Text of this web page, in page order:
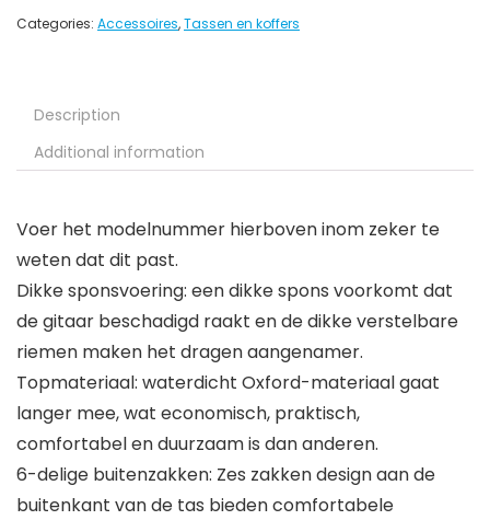
Categories: Accessoires,Tassen en koffers
Description
Additional information
Voer het modelnummer hierboven inom zeker te
weten dat dit past.
Dikke sponsvoering: een dikke spons voorkomt dat
de gitaar beschadigd raakt en de dikke verstelbare
riemen maken het dragen aangenamer.
Topmateriaal: waterdicht Oxford-materiaal gaat
langer mee, wat economisch, praktisch,
comfortabel en duurzaam is dan anderen.
6-delige buitenzakken: Zes zakken design aan de
buitenkant van de tas bieden comfortabele